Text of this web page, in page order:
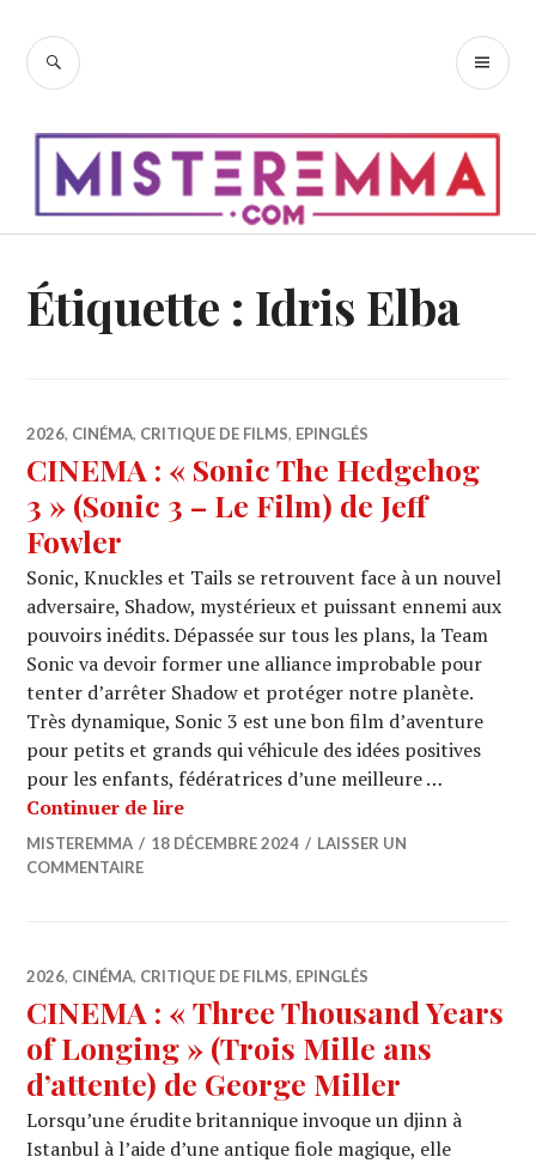
contenu
RECHERCHE
Étiquette : Idris Elba
2026, CINÉMA, CRITIQUE DE FILMS, EPINGLÉS
CINEMA : « Sonic The Hedgehog
3 » (Sonic 3 – Le Film) de Jeff
Fowler
Sonic, Knuckles et Tails se retrouvent face à un nouvel
adversaire, Shadow, mystérieux et puissant ennemi aux
pouvoirs inédits. Dépassée sur tous les plans, la Team
Sonic va devoir former une alliance improbable pour
tenter d’arrêter Shadow et protéger notre planète.
Très dynamique, Sonic 3 est une bon film d’aventure
pour petits et grands qui véhicule des idées positives
pour les enfants, fédératrices d’une meilleure …
Continuer de lireCINEMA : « Sonic The Hedgehog 3 »
MISTEREMMA 18 DÉCEMBRE 2024
LAISSER UN
COMMENTAIRE
2026, CINÉMA, CRITIQUE DE FILMS, EPINGLÉS
CINEMA : « Three Thousand Years
of Longing » (Trois Mille ans
d’attente) de George Miller
Lorsqu’une érudite britannique invoque un djinn à
Istanbul à l’aide d’une antique fiole magique, elle